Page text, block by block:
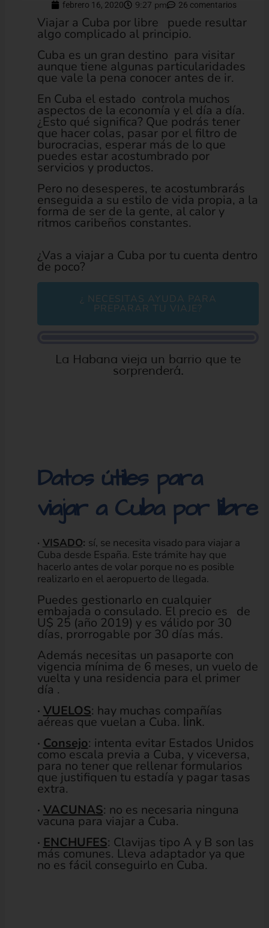
febrero 16, 2020 9:27 pm 26 comentarios
Viajar a Cuba por libre puede resultar
algo complicado al principio.
Cuba es un gran destino para visitar
aunque tiene algunas particularidades
que vale la pena conocer antes de ir.
En Cuba el estado controla muchos
aspectos de la economía y el día a día.
¿Esto qué significa? Que podrás tener
que hacer colas, pasar por el filtro de
burocracias, esperar más de lo que
puedes estar acostumbrado por
servicios y productos.
Pero no desesperes, te acostumbrarás
enseguida a su estilo de vida propia, a la
forma de ser de la gente, al calor y
ritmos caribeños constantes.
¿Vas a viajar a Cuba por tu cuenta dentro
de poco?
¿ NECESITAS AYUDA PARA
PREPARAR TU VIAJE?
La Habana vieja un barrio que te
sorprenderá.
Datos útiles para
viajar a Cuba por libre
· VISADO: sí, se necesita visado para viajar a
Cuba desde España. Este trámite hay que
hacerlo antes de volar porque no es posible
realizarlo en el aeropuerto de llegada.
Puedes gestionarlo en cualquier
embajada o consulado. El precio es de
U$ 25 (año 2019) y es válido por 30
días, prorrogable por 30 días más.
Además necesitas un pasaporte con
vigencia mínima de 6 meses, un vuelo de
vuelta y una residencia para el primer
día .
· VUELOS: hay muchas compañías
aéreas que vuelan a Cuba. link.
· Consejo: intenta evitar Estados Unidos
como escala previa a Cuba, y viceversa,
para no tener que rellenar formularios
que justifiquen tu estadía y pagar tasas
extra.
· VACUNAS: no es necesaria ninguna
vacuna para viajar a Cuba.
· ENCHUFES: Clavijas tipo A y B son las
más comunes. Lleva adaptador ya que
no es fácil conseguirlo en Cuba.